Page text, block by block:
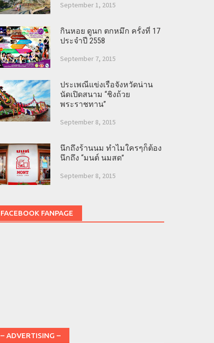
September 1, 2015
กินหอย ดูนก ตกหมึก ครั้งที่ 17
ประจำปี 2558
September 7, 2015
ประเพณีแข่งเรือจังหวัดน่าน
นัดเปิดสนาม “ชิงถ้วย
พระราชทาน”
September 8, 2015
นึกถึงร้านนม ทำไมใครๆก็ต้อง
นึกถึง “มนต์ นมสด”
September 8, 2015
FACEBOOK FANPAGE
– ADVERTISING –